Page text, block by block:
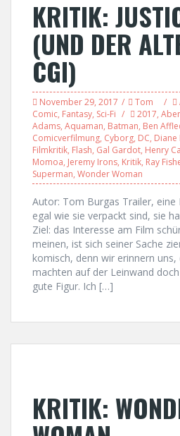
KRITIK:
(UND DER
CGI)
November 29, 2017 Tom
Comic, Fantasy, Sci-Fi 2017,
Adams, Aquaman, Batman, Ben
Comicverfilmung, Cyborg, DC, Diane
Filmkritik, Flash, Gal Gardot, Henry
Momoa, Jeremy Irons, Kritik, Ray
Superman, Wonder Woman
Autor: Tom Burgas Trailer, eine
egal wie sie verpackt sind, sie
Ziel: das Interesse am Film
meinen, ist sich seiner Sache
komisch, denn wir erinnern
machten auf der Leinwand
gute Figur. Ich […]
KRITIK: